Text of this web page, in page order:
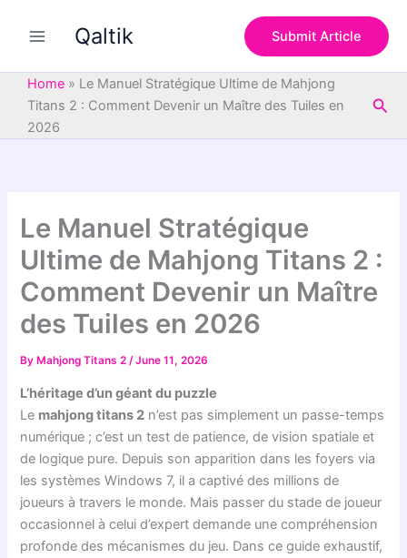
Qaltik Submit Article
Home » Le Manuel Stratégique Ultime de Mahjong
Titans 2 : Comment Devenir un Maître des Tuiles en
2026
Le Manuel Stratégique
Ultime de Mahjong Titans 2 :
Comment Devenir un Maître
des Tuiles en 2026
By Mahjong Titans 2/June 11, 2026
L’héritage d’un géant du puzzle
Le mahjong titans 2 n’est pas simplement un passe-temps
numérique ; c’est un test de patience, de vision spatiale et
de logique pure. Depuis son apparition dans les foyers via
les systèmes Windows 7, il a captivé des millions de
joueurs à travers le monde. Mais passer du stade de joueur
occasionnel à celui d’expert demande une compréhension
profonde des mécanismes du jeu. Dans ce guide exhaustif,